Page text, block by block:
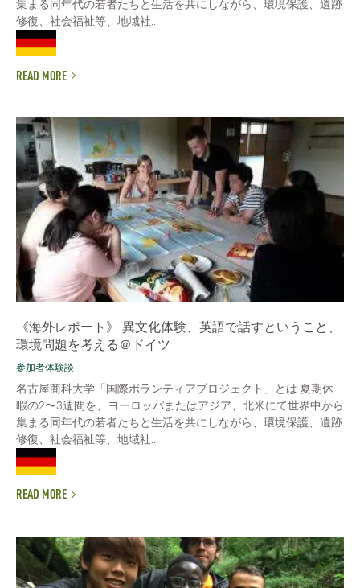
集まる同年代の若者たちと生活を共にしながら、環境保護、遺跡
修復、社会福祉等、地域社...
READ MORE
《海外レポート》 異文化体験、英語で話すということ、
環境問題を考える＠ドイツ
参加者体験談
名古屋商科大学「国際ボランティアプロジェクト」とは 夏期休
暇の2〜3週間を、ヨーロッパまたはアジア、北米にて世界中から
集まる同年代の若者たちと生活を共にしながら、環境保護、遺跡
修復、社会福祉等、地域社...
READ MORE